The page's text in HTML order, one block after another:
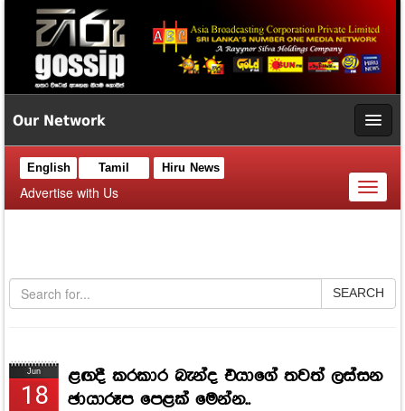
Our Network
English Tamil Hiru News
Advertise with Us
Toggle
SEARCH
Jun
18
ළඟදී කරකාර බැන්ද එයාගේ තවත් ලස්සන
ඡායාරූප පෙළක් මෙන්න..